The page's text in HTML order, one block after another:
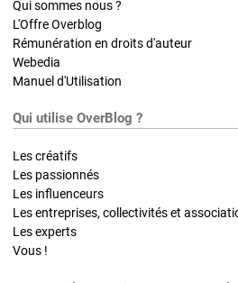
Qui sommes nous ?
L'Offre Overblog
Rémunération en droits d'auteur
Webedia
Manuel d'Utilisation
Qui utilise OverBlog ?
Les créatifs
Les passionnés
Les influenceurs
Les entreprises, collectivités et
Les experts
Vous !